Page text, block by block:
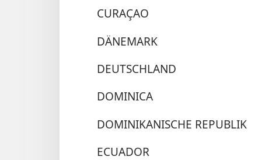
CURAÇAO
DÄNEMARK
DEUTSCHLAND
DOMINICA
DOMINIKANISCHE REPUBLIK
ECUADOR